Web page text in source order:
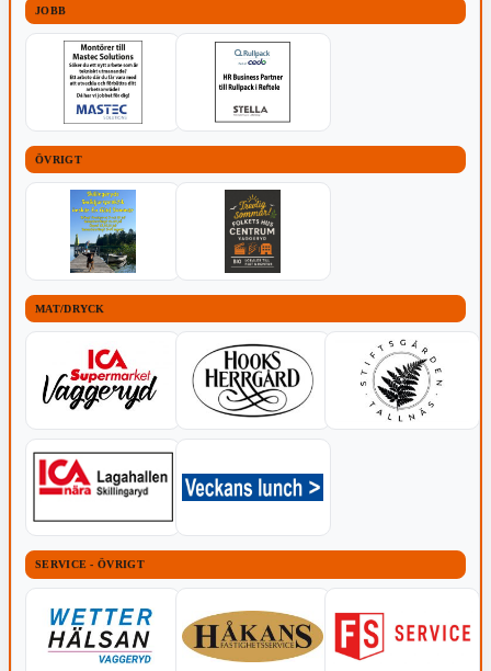
JOBB
ÖVRIGT
MAT/DRYCK
SERVICE - ÖVRIGT